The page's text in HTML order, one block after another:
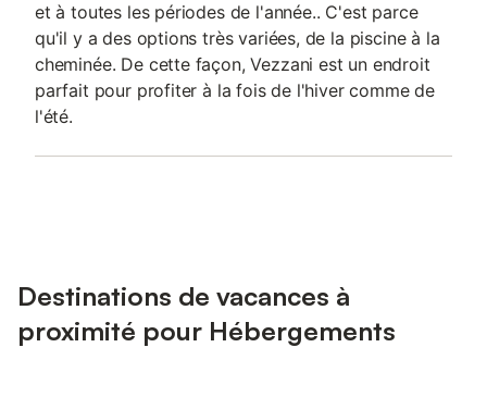
et à toutes les périodes de l'année.. C'est parce
qu'il y a des options très variées, de la piscine à la
cheminée. De cette façon, Vezzani est un endroit
parfait pour profiter à la fois de l'hiver comme de
l'été.
Destinations de vacances à
proximité pour Hébergements